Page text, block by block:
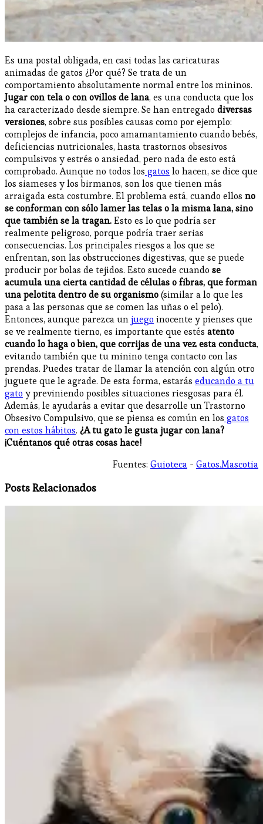
Es una postal obligada, en casi todas las caricaturas
animadas de gatos ¿Por qué? Se trata de un
comportamiento absolutamente normal entre los mininos.
Jugar con tela o con ovillos de lana, es una conducta que los
ha caracterizado desde siempre. Se han entregado diversas
versiones, sobre sus posibles causas como por ejemplo:
complejos de infancia, poco amamantamiento cuando bebés,
deficiencias nutricionales, hasta trastornos obsesivos
compulsivos y estrés o ansiedad, pero nada de esto está
comprobado. Aunque no todos los gatos lo hacen, se dice que
los siameses y los birmanos, son los que tienen más
arraigada esta costumbre. El problema está, cuando ellos no
se conforman con sólo lamer las telas o la misma lana, sino
que también se la tragan.Esto es lo que podría ser
realmente peligroso, porque podría traer serias
consecuencias. Los principales riesgos a los que se
enfrentan, son las obstrucciones digestivas, que se puede
producir por bolas de tejidos. Esto sucede cuando se
acumula una cierta cantidad de células o fibras, que forman
una pelotita dentro de su organismo(similar a lo que les
pasa a las personas que se comen las uñas o el pelo).
Entonces, aunque parezca un juego inocente y pienses que
se ve realmente tierno, es importante que estés atento
cuando lo haga o bien, que corrijas de una vez esta conducta,
evitando también que tu minino tenga contacto con las
prendas. Puedes tratar de llamar la atención con algún otro
juguete que le agrade. De esta forma, estarás educando a tu
gato y previniendo posibles situaciones riesgosas para él.
Además, le ayudarás a evitar que desarrolle un Trastorno
Obsesivo Compulsivo, que se piensa es común en los gatos
con estos hábitos. ¿A tu gato le gusta jugar con lana?
¡Cuéntanos qué otras cosas hace!
Fuentes: Guioteca - Gatos.Mascotia
Posts Relacionados